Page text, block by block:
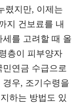
렸지만, 이제는
지 건보료를 내
를 고려할 때 올
층이 피부양자
연금 수급으로
우, 조기수령을
하는 방법도 있